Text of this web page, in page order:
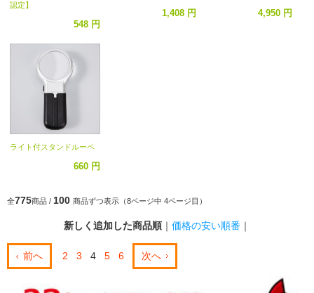
認定】
548 円
1,408 円 4,950 円
ライト付スタンドルーペ
660 円
全775商品 / 100 商品ずつ表示（8ページ中 4ページ目）
新しく追加した商品順 ｜ 価格の安い順番 ｜
前へ 2 3 4 5 6 次へ